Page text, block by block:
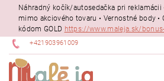
Náhradný kočík/autosedačka pri reklamácii
mimo akciového tovaru • Vernostné body •
kódom GOLD https://www.maleja.sk/
+421903961009